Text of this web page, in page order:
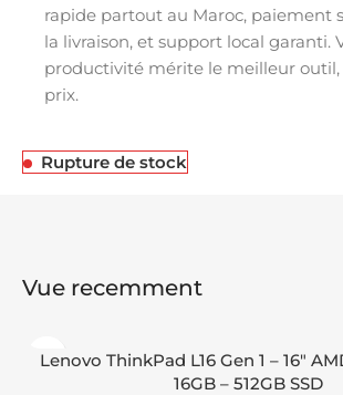
rapide partout au Maroc, paiement
la livraison, et support local garanti.
productivité mérite le meilleur
prix.
Rupture de stock
Vue recemment
Lenovo ThinkPad L16 Gen 1 – 16″
16GB – 512GB SSD